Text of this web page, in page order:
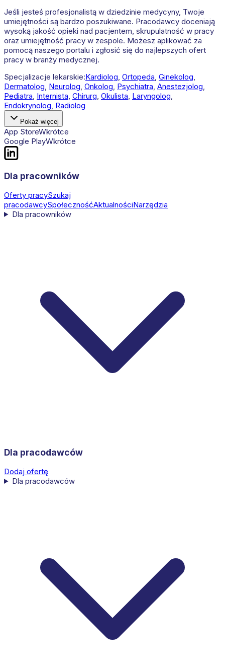
Jeśli jesteś profesjonalistą w dziedzinie medycyny, Twoje
umiejętności są bardzo poszukiwane. Pracodawcy doceniają
wysoką jakość opieki nad pacjentem, skrupulatność w pracy
oraz umiejętność pracy w zespole. Możesz aplikować za
pomocą naszego portalu i zgłosić się do najlepszych ofert
pracy w branży medycznej.
Specjalizacje lekarskie:Kardiolog, Ortopeda, Ginekolog,
Dermatolog, Neurolog, Onkolog, Psychiatra, Anestezjolog,
Pediatra, Internista, Chirurg, Okulista, Laryngolog,
Endokrynolog, Radiolog
Pokaż więcej
App StoreWkrótce
Google PlayWkrótce
Dla pracowników
Oferty pracySzukaj
pracodawcySpołecznośćAktualnościNarzędzia
Dla pracowników
Dla pracodawców
Dodaj ofertę
Dla pracodawców